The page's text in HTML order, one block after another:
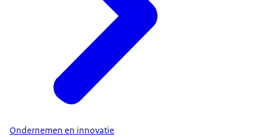
Ondernemen en innovatie